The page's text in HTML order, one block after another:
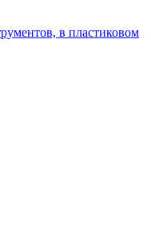
в пластиковом